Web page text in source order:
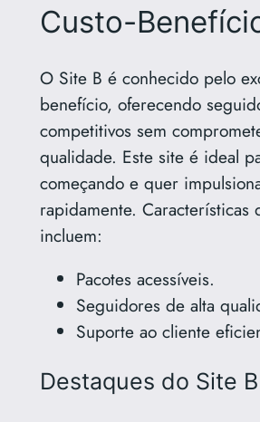
Custo-
O Site B é conhecido pelo
benefício, oferecendo
competitivos sem
qualidade. Este site é ideal
começando e quer
rapidamente. Características
incluem:
Pacotes acessíveis.
Seguidores de alta
Suporte ao cliente
Destaques do Site B